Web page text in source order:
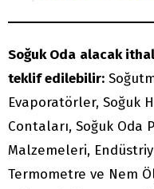
Soğuk Oda alacak
teklif edilebilir:
Evaporatörler, Soğuk
Contaları, Soğuk Oda
Malzemeleri,
Termometre ve Nem